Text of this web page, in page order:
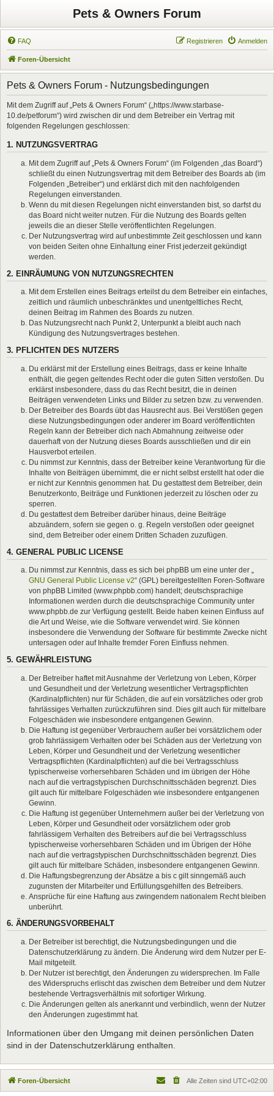
Pets & Owners Forum
FAQ Anmelden
Registrieren
Foren-Übersicht
Pets & Owners Forum - Nutzungsbedingungen
Mit dem Zugriff auf „Pets & Owners Forum“ („https://www.starbase-
10.de/petforum“) wird zwischen dir und dem Betreiber ein Vertrag mit
folgenden Regelungen geschlossen:
1. NUTZUNGSVERTRAG
Mit dem Zugriff auf „Pets & Owners Forum“ (im Folgenden „das Board“)
schließt du einen Nutzungsvertrag mit dem Betreiber des Boards ab (im
Folgenden „Betreiber“) und erklärst dich mit den nachfolgenden
Regelungen einverstanden.
Wenn du mit diesen Regelungen nicht einverstanden bist, so darfst du
das Board nicht weiter nutzen. Für die Nutzung des Boards gelten
jeweils die an dieser Stelle veröffentlichten Regelungen.
Der Nutzungsvertrag wird auf unbestimmte Zeit geschlossen und kann
von beiden Seiten ohne Einhaltung einer Frist jederzeit gekündigt
werden.
2. EINRÄUMUNG VON NUTZUNGSRECHTEN
Mit dem Erstellen eines Beitrags erteilst du dem Betreiber ein einfaches,
zeitlich und räumlich unbeschränktes und unentgeltliches Recht,
deinen Beitrag im Rahmen des Boards zu nutzen.
Das Nutzungsrecht nach Punkt 2, Unterpunkt a bleibt auch nach
Kündigung des Nutzungsvertrages bestehen.
3. PFLICHTEN DES NUTZERS
Du erklärst mit der Erstellung eines Beitrags, dass er keine Inhalte
enthält, die gegen geltendes Recht oder die guten Sitten verstoßen. Du
erklärst insbesondere, dass du das Recht besitzt, die in deinen
Beiträgen verwendeten Links und Bilder zu setzen bzw. zu verwenden.
Der Betreiber des Boards übt das Hausrecht aus. Bei Verstößen gegen
diese Nutzungsbedingungen oder anderer im Board veröffentlichten
Regeln kann der Betreiber dich nach Abmahnung zeitweise oder
dauerhaft von der Nutzung dieses Boards ausschließen und dir ein
Hausverbot erteilen.
Du nimmst zur Kenntnis, dass der Betreiber keine Verantwortung für die
Inhalte von Beiträgen übernimmt, die er nicht selbst erstellt hat oder die
er nicht zur Kenntnis genommen hat. Du gestattest dem Betreiber, dein
Benutzerkonto, Beiträge und Funktionen jederzeit zu löschen oder zu
sperren.
Du gestattest dem Betreiber darüber hinaus, deine Beiträge
abzuändern, sofern sie gegen o. g. Regeln verstoßen oder geeignet
sind, dem Betreiber oder einem Dritten Schaden zuzufügen.
4. GENERAL PUBLIC LICENSE
Du nimmst zur Kenntnis, dass es sich bei phpBB um eine unter der „
GNU General Public License v2“ (GPL) bereitgestellten Foren-Software
von phpBB Limited (www.phpbb.com) handelt; deutschsprachige
Informationen werden durch die deutschsprachige Community unter
www.phpbb.de zur Verfügung gestellt. Beide haben keinen Einfluss auf
die Art und Weise, wie die Software verwendet wird. Sie können
insbesondere die Verwendung der Software für bestimmte Zwecke nicht
untersagen oder auf Inhalte fremder Foren Einfluss nehmen.
5. GEWÄHRLEISTUNG
Der Betreiber haftet mit Ausnahme der Verletzung von Leben, Körper
und Gesundheit und der Verletzung wesentlicher Vertragspflichten
(Kardinalpflichten) nur für Schäden, die auf ein vorsätzliches oder grob
fahrlässiges Verhalten zurückzuführen sind. Dies gilt auch für mittelbare
Folgeschäden wie insbesondere entgangenen Gewinn.
Die Haftung ist gegenüber Verbrauchern außer bei vorsätzlichem oder
grob fahrlässigem Verhalten oder bei Schäden aus der Verletzung von
Leben, Körper und Gesundheit und der Verletzung wesentlicher
Vertragspflichten (Kardinalpflichten) auf die bei Vertragsschluss
typischerweise vorhersehbaren Schäden und im übrigen der Höhe
nach auf die vertragstypischen Durchschnittsschäden begrenzt. Dies
gilt auch für mittelbare Folgeschäden wie insbesondere entgangenen
Gewinn.
Die Haftung ist gegenüber Unternehmern außer bei der Verletzung von
Leben, Körper und Gesundheit oder vorsätzlichem oder grob
fahrlässigem Verhalten des Betreibers auf die bei Vertragsschluss
typischerweise vorhersehbaren Schäden und im Übrigen der Höhe
nach auf die vertragstypischen Durchschnittsschäden begrenzt. Dies
gilt auch für mittelbare Schäden, insbesondere entgangenen Gewinn.
Die Haftungsbegrenzung der Absätze a bis c gilt sinngemäß auch
zugunsten der Mitarbeiter und Erfüllungsgehilfen des Betreibers.
Ansprüche für eine Haftung aus zwingendem nationalem Recht bleiben
unberührt.
6. ÄNDERUNGSVORBEHALT
Der Betreiber ist berechtigt, die Nutzungsbedingungen und die
Datenschutzerklärung zu ändern. Die Änderung wird dem Nutzer per E-
Mail mitgeteilt.
Der Nutzer ist berechtigt, den Änderungen zu widersprechen. Im Falle
des Widerspruchs erlischt das zwischen dem Betreiber und dem Nutzer
bestehende Vertragsverhältnis mit sofortiger Wirkung.
Die Änderungen gelten als anerkannt und verbindlich, wenn der Nutzer
den Änderungen zugestimmt hat.
Informationen über den Umgang mit deinen persönlichen Daten
sind in der Datenschutzerklärung enthalten.
Foren-Übersicht Alle Zeiten sind UTC+02:00